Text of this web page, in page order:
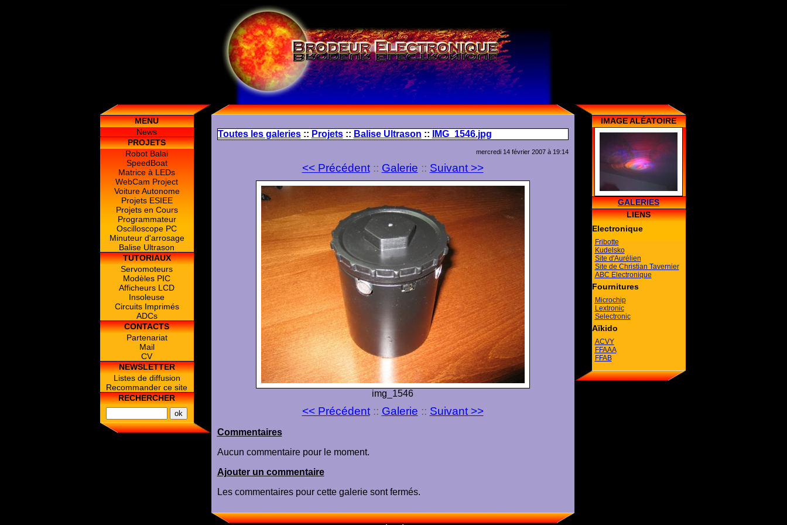
MENU
News
PROJETS
Robot Balai
SpeedBoat
Matrice à LEDs
WebCam Project
Voiture Autonome
Projets ESIEE
Projets en Cours
Programmateur
Oscilloscope PC
Minuteur d'arrosage
Balise Ultrason
TUTORIAUX
Servomoteurs
Modèles PIC
Afficheurs LCD
Insoleuse
Circuits Imprimés
ADCs
CONTACTS
Partenariat
Mail
CV
NEWSLETTER
Listes de diffusion
Recommander ce site
RECHERCHER
Toutes les galeries :: Projets :: Balise Ultrason :: IMG_1546.jpg
mercredi 14 février 2007 à 19:14
<< Précédent :: Galerie :: Suivant >>
img_1546
<< Précédent :: Galerie :: Suivant >>
Commentaires
Aucun commentaire pour le moment.
Ajouter un commentaire
Les commentaires pour cette galerie sont fermés.
IMAGE ALÉATOIRE
GALERIES
LIENS
Electronique
Fribotte
Kudelsko
Site d'Aurélien
Site de Christian Tavernier
ABC Electronique
Fournitures
Microchip
Lextronic
Selectronic
Aïkido
ACVY
FFAAA
FFAB